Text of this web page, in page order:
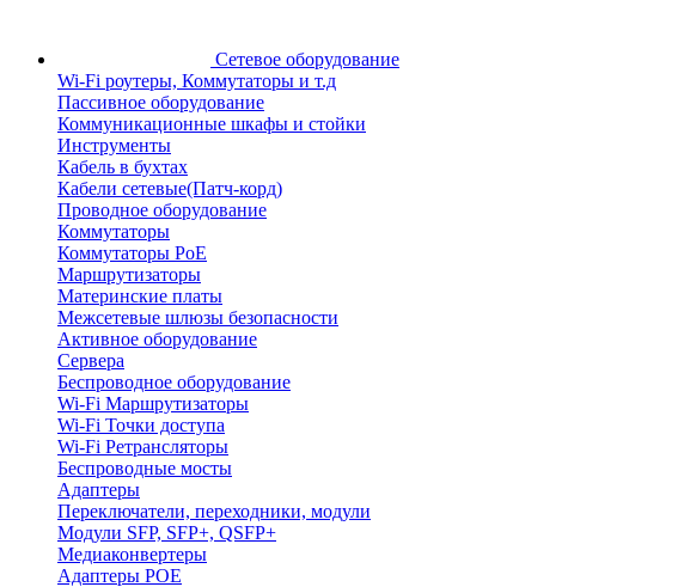
Сетевое оборудование
Wi-Fi роутеры, Коммутаторы и т.д
Пассивное оборудование
Коммуникационные шкафы и стойки
Инструменты
Кабель в бухтах
Кабели сетевые(Патч-корд)
Проводное оборудование
Коммутаторы
Коммутаторы PoE
Маршрутизаторы
Материнские платы
Межсетевые шлюзы безопасности
Активное оборудование
Сервера
Беспроводное оборудование
Wi-Fi Маршрутизаторы
Wi-Fi Точки доступа
Wi-Fi Ретрансляторы
Беспроводные мосты
Адаптеры
Переключатели, переходники, модули
Модули SFP, SFP+, QSFP+
Медиаконвертеры
Адаптеры POE